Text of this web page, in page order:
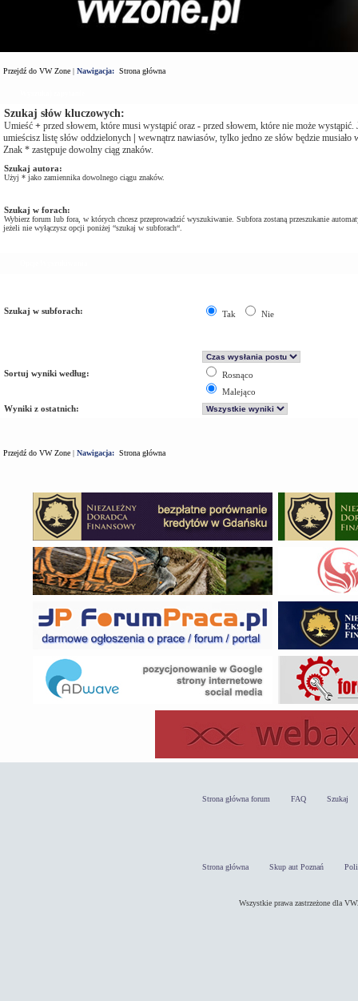
Przejdź do VW Zone | Nawigacja: Strona główna
Szukaj słów kluczowych:
Umieść + przed słowem, które musi wystąpić oraz - przed słowem, które nie może wystąpić.
umieścisz listę słów oddzielonych | wewnątrz nawiasów, tylko jedno ze słów będzie musiało
Znak * zastępuje dowolny ciąg znaków.
Szukaj autora:
Użyj * jako zamiennika dowolnego ciągu znaków.
Szukaj w forach:
Wybierz forum lub fora, w których chcesz przeprowadzić wyszukiwanie. Subfora zostaną przeszukanie
jeżeli nie wyłączysz opcji poniżej “szukaj w subforach“.
Szukaj w subforach: Tak Nie
Sortuj wyniki według:
Rosnąco
Malejąco
Wyniki z ostatnich:
Przejdź do VW Zone | Nawigacja: Strona główna
Strona główna forum FAQ Szukaj
Strona główna Skup aut Poznań
Wszystkie prawa zastrzeżone dla